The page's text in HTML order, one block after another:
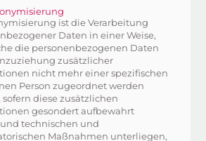
ist die Verarbeitung
Daten in einer Weise,
die personenbezogenen Daten
zusätzlicher
nicht mehr einer spezifischen
Person zugeordnet werden
sofern diese zusätzlichen
gesondert aufbewahrt
technischen und
Maßnahmen unterliegen,